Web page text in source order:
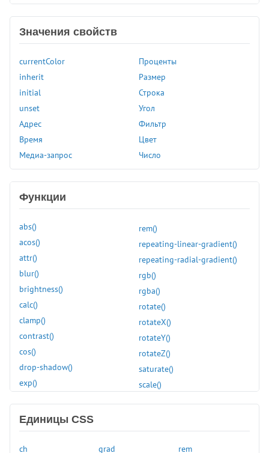
direction
empty-cells
flex-grow
flex-shrink
flex-wrap
font
font-family
font-kerning
font-size
font-stretch
font-style
font-variant
font-variant-caps
font-weight
gap
grid-auto-columns
grid-auto-rows
grid-column-end
grid-row-start
height
Значения свойств
currentColor
inherit
initial
unset
Адрес
Время
Медиа-запрос
Проценты
Размер
Строка
Угол
Фильтр
Цвет
Число
Функции
abs()
acos()
attr()
blur()
brightness()
calc()
clamp()
contrast()
cos()
drop-shadow()
exp()
hsl()
hue-rotate()
hwb()
rem()
repeating-linear-gradient()
repeating-radial-gradient()
rgb()
rgba()
rotate()
rotateX()
rotateY()
rotateZ()
saturate()
scale()
scaleZ()
Единицы CSS
ch
grad
rem